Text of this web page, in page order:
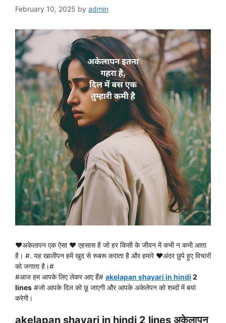
February 10, 2025 by admin
♥अकेलापन एक ऐसा ♥ एहसास है जो हर किसी के जीवन में कभी न कभी आता
है। #. यह खालीपन हमें खुद से रूबरू कराता है और हमारे ♥अंदर छुपे हुए विचारों
को जगाता है।#
#आज हम आपके लिए लेकर आए हैं# akelapan shayari in hindi 2
lines #जो आपके दिल को छू जाएगी और आपके अकेलेपन को शब्दों में बयां
करेगी।
akelapan shayari in hindi 2 lines अकेलापन